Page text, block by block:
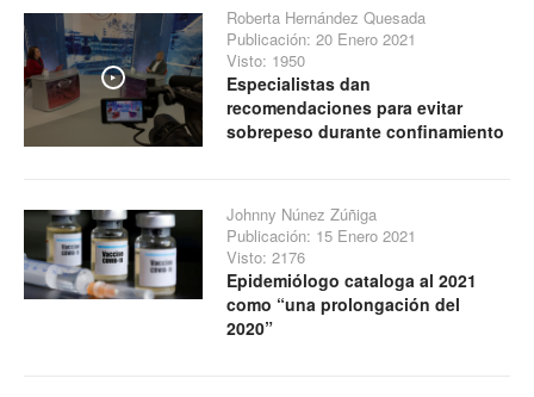
Play
Roberta Hernández Quesada
Publicación: 20 Enero 2021
Visto: 1950
Especialistas dan
recomendaciones para evitar
sobrepeso durante confinamiento
Johnny Núnez Zúñiga
Publicación: 15 Enero 2021
Visto: 2176
Epidemiólogo cataloga al 2021
como “una prolongación del
2020”